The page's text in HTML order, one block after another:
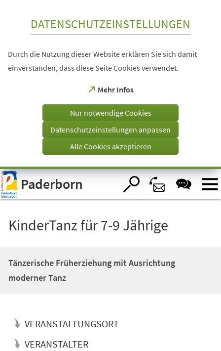
Visuelle
Assistenzsoftware
öffnen.
DATENSCHUTZEINSTELLUNGEN
Durch die Nutzung dieser Website erklären Sie sich damit
einverstanden, dass diese Seite Cookies verwendet.
Mehr Infos
(Öffnet
einem
Tab)
Nur notwendige Cookies
Datenschutzeinstellungen anpassen
Alle Cookies akzeptieren
Paderborn
KinderTanz für 7-9 Jährige
Tänzerische Früherziehung mit Ausrichtung
moderner Tanz
VERANSTALTUNGSORT
VERANSTALTER